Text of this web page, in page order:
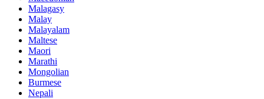
Malagasy
Malay
Malayalam
Maltese
Maori
Marathi
Mongolian
Burmese
Nepali